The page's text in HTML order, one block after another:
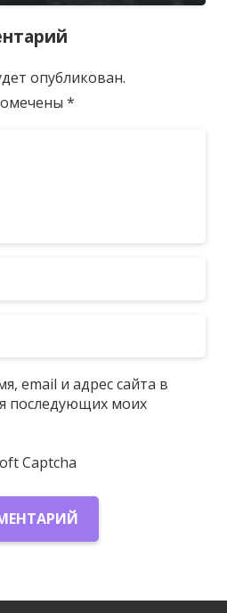
опубликован.
*
email и адрес сайта в
последующих моих
Captcha